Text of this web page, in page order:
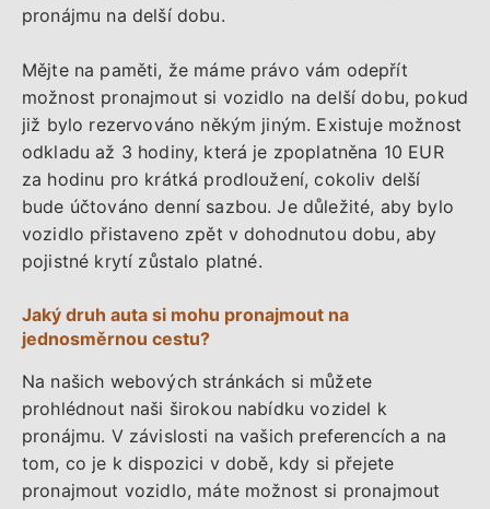
pronájmu na delší dobu.
Mějte na paměti, že máme právo vám odepřít
možnost pronajmout si vozidlo na delší dobu, pokud
již bylo rezervováno někým jiným. Existuje možnost
odkladu až 3 hodiny, která je zpoplatněna 10 EUR
za hodinu pro krátká prodloužení, cokoliv delší
bude účtováno denní sazbou. Je důležité, aby bylo
vozidlo přistaveno zpět v dohodnutou dobu, aby
pojistné krytí zůstalo platné.
Jaký druh auta si mohu pronajmout na
jednosměrnou cestu?
Na našich webových stránkách si můžete
prohlédnout naši širokou nabídku vozidel k
pronájmu. V závislosti na vašich preferencích a na
tom, co je k dispozici v době, kdy si přejete
pronajmout vozidlo, máte možnost si pronajmout